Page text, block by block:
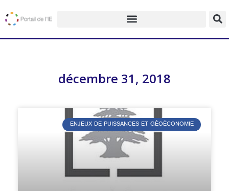
décembre 31, 2018
ENJEUX DE PUISSANCES ET GÉOÉCONOMIE